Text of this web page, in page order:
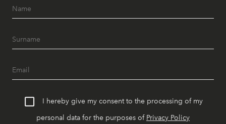
I hereby give my consent to the processing of my
personal data for the purposes of Privacy Policy